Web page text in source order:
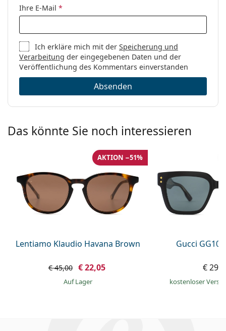
Ihre E-Mail *
Ich erkläre mich mit derSpeicherung und
Verarbeitung der eingegebenen Daten und der
Veröffentlichung des Kommentars einverstanden
Absenden
Das könnte Sie noch interessieren
Lentiamo Klaudio Havana Brown
AKTION −51%
€ 45,00 € 22,05
auf Lager
Gucci
€
kostenloser